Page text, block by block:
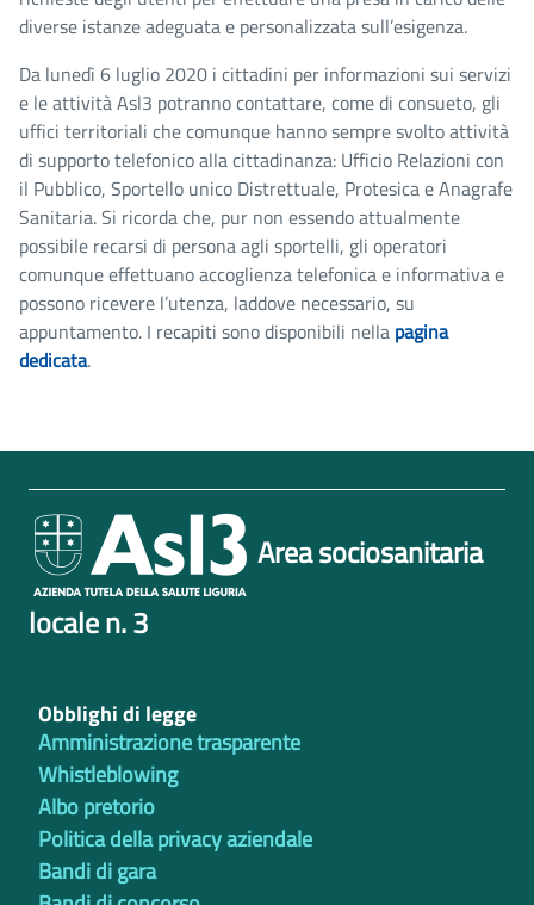
diverse istanze adeguata e personalizzata sull’esigenza.
Da lunedì 6 luglio 2020 i cittadini per informazioni sui servizi
e le attività Asl3 potranno contattare, come di consueto, gli
uffici territoriali che comunque hanno sempre svolto attività
di supporto telefonico alla cittadinanza: Ufficio Relazioni con
il Pubblico, Sportello unico Distrettuale, Protesica e Anagrafe
Sanitaria. Si ricorda che, pur non essendo attualmente
possibile recarsi di persona agli sportelli, gli operatori
comunque effettuano accoglienza telefonica e informativa e
possono ricevere l’utenza, laddove necessario, su
appuntamento. I recapiti sono disponibili nella pagina
dedicata.
Area sociosanitaria
locale n. 3
Obblighi di legge
Amministrazione trasparente
Whistleblowing
Albo pretorio
Politica della privacy aziendale
Bandi di gara